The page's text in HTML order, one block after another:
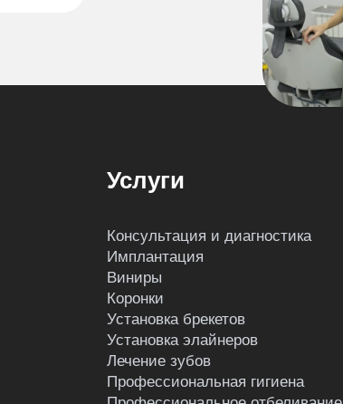
Услуги
Консультация и диагностика
Имплантация
Виниры
Коронки
Установка брекетов
Установка элайнеров
Лечение зубов
Профессиональная гигиена